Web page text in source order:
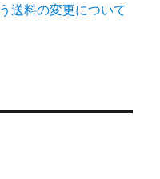
送料の変更について